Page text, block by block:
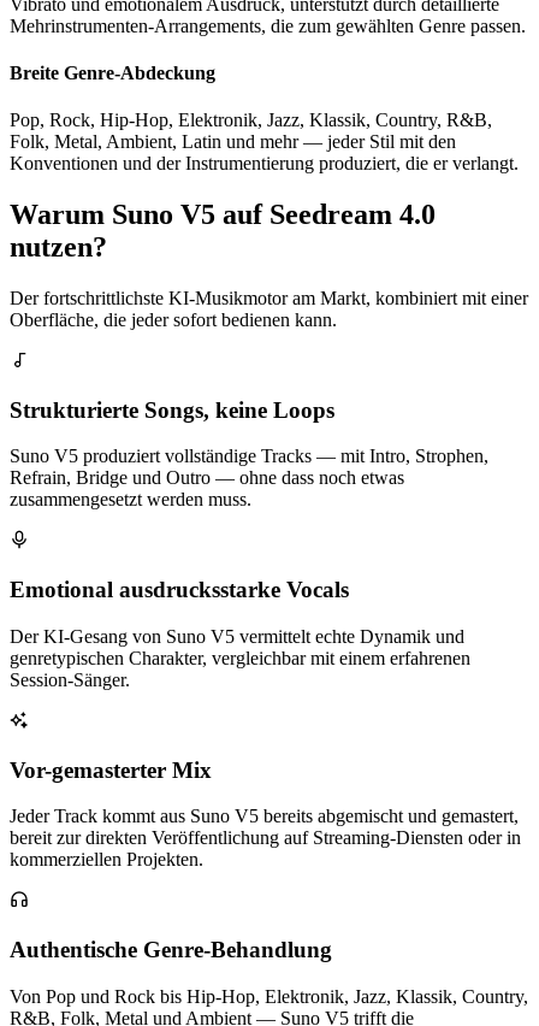
Mehrinstrumenten-Arrangements, die zum gewählten Genre passen.
Breite Genre-Abdeckung
Pop, Rock, Hip-Hop, Elektronik, Jazz, Klassik, Country, R&B,
Folk, Metal, Ambient, Latin und mehr — jeder Stil mit den
Konventionen und der Instrumentierung produziert, die er verlangt.
Warum Suno V5 auf Seedream 4.0
nutzen?
Der fortschrittlichste KI-Musikmotor am Markt, kombiniert mit einer
Oberfläche, die jeder sofort bedienen kann.
Strukturierte Songs, keine Loops
Suno V5 produziert vollständige Tracks — mit Intro, Strophen,
Refrain, Bridge und Outro — ohne dass noch etwas
zusammengesetzt werden muss.
Emotional ausdrucksstarke Vocals
Der KI-Gesang von Suno V5 vermittelt echte Dynamik und
genretypischen Charakter, vergleichbar mit einem erfahrenen
Session-Sänger.
Vor-gemasterter Mix
Jeder Track kommt aus Suno V5 bereits abgemischt und gemastert,
bereit zur direkten Veröffentlichung auf Streaming-Diensten oder in
kommerziellen Projekten.
Authentische Genre-Behandlung
Von Pop und Rock bis Hip-Hop, Elektronik, Jazz, Klassik, Country,
R&B, Folk, Metal und Ambient — Suno V5 trifft die